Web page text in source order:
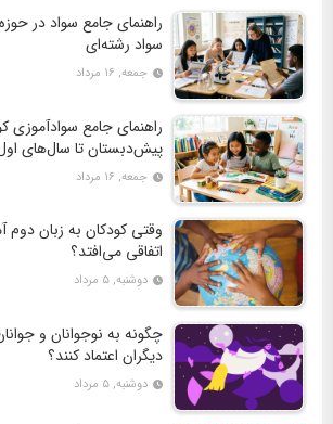
راهنمای جامع سواد در
سواد رشته‌ای
جمعه, ۱۶ مرداد
راهنمای جامع سوادآموزی
پیش‌دبستان تا سال‌های
جمعه, ۱۶ مرداد
وقتی کودکان به زبان
اتفاقی می‌افتد؟
دوشنبه, ۵ مرداد
چگونه به نوجوانان و
دیگران اعتماد کنند؟
دوشنبه, ۵ مرداد